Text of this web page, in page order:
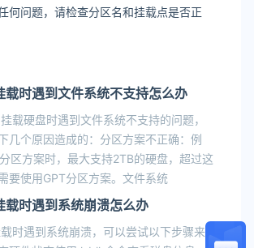
何问题，请检查分区名和挂载点是否正
时遇到文件系统不支持怎么办
载硬盘时遇到文件系统不支持的问题，
几个原因造成的：分区方案不正确：例
区方案时，最大支持2TB的硬盘，超过这
要使用GPT分区方案。文件系统
时遇到系统崩溃怎么办
时遇到系统崩溃，可以尝试以下步骤来